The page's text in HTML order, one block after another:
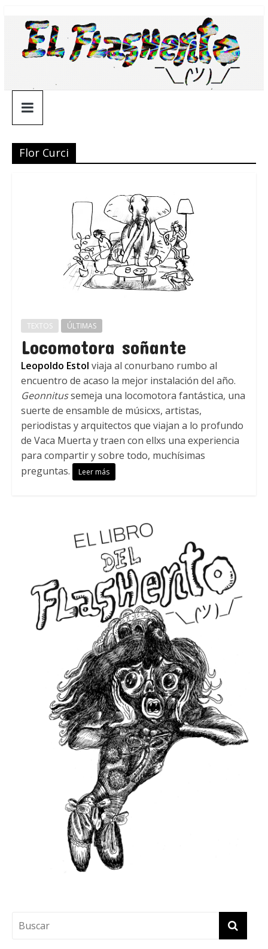
contenido
¯\_(ツ)_/
¯
Flor Curci
TEXTOS ÚLTIMAS
Locomotora soñante
Leopoldo Estol viaja al conurbano rumbo al
encuentro de acaso la mejor instalación del año.
Geonnitussemeja una locomotora fantástica, una
suerte de ensamble de músicxs, artistas,
periodistas y arquitectos que viajan a lo profundo
de Vaca Muerta y traen con ellxs una experiencia
para compartir y sobre todo, muchísimas
preguntas.
Leer más